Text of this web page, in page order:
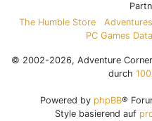
The Humble Store
PC Games
© 2002-2026, Adventure
durch
Powered by phpBB®
Style basierend auf